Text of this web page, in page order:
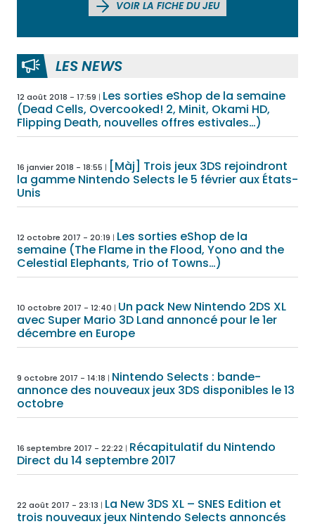
VOIR LA FICHE DU JEU
LES NEWS
12 août 2018 - 17:59
Les sorties eShop de la semaine
(Dead Cells, Overcooked! 2, Minit, Okami HD,
Flipping Death, nouvelles offres estivales…)
16 janvier 2018 - 18:55
[Màj] Trois jeux 3DS rejoindront
la gamme Nintendo Selects le 5 février aux États-
Unis
12 octobre 2017 - 20:19
Les sorties eShop de la
semaine (The Flame in the Flood, Yono and the
Celestial Elephants, Trio of Towns…)
10 octobre 2017 - 12:40
Un pack New Nintendo 2DS XL
avec Super Mario 3D Land annoncé pour le 1er
décembre en Europe
9 octobre 2017 - 14:18
Nintendo Selects : bande-
annonce des nouveaux jeux 3DS disponibles le 13
octobre
16 septembre 2017 - 22:22
Récapitulatif du Nintendo
Direct du 14 septembre 2017
22 août 2017 - 23:13
La New 3DS XL – SNES Edition et
trois nouveaux jeux Nintendo Selects annoncés